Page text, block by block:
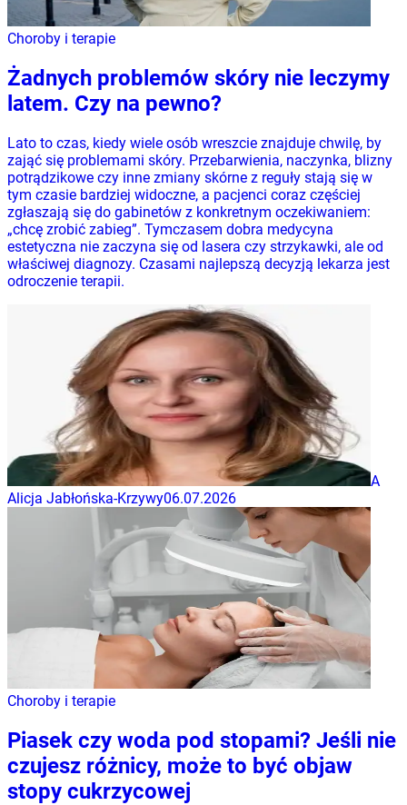
Choroby i terapie
Żadnych problemów skóry nie leczymy
latem. Czy na pewno?
Lato to czas, kiedy wiele osób wreszcie znajduje chwilę, by
zająć się problemami skóry. Przebarwienia, naczynka, blizny
potrądzikowe czy inne zmiany skórne z reguły stają się w
tym czasie bardziej widoczne, a pacjenci coraz częściej
zgłaszają się do gabinetów z konkretnym oczekiwaniem:
„chcę zrobić zabieg”. Tymczasem dobra medycyna
estetyczna nie zaczyna się od lasera czy strzykawki, ale od
właściwej diagnozy. Czasami najlepszą decyzją lekarza jest
odroczenie terapii.
A
Alicja Jabłońska-Krzywy06.07.2026
Choroby i terapie
Piasek czy woda pod stopami? Jeśli nie
czujesz różnicy, może to być objaw
stopy cukrzycowej